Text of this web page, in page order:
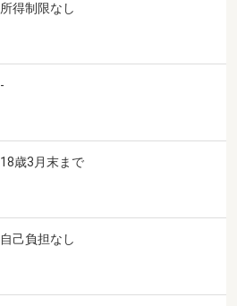
所得制限なし
-
18歳3月末まで
自己負担なし